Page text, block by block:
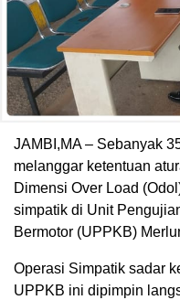
JAMBI,MA – Sebanyak
melanggar ketentuan
Dimensi Over Load
simpatik di Unit
Bermotor (UPPKB)
Operasi Simpatik sadar
UPPKB ini dipimpin